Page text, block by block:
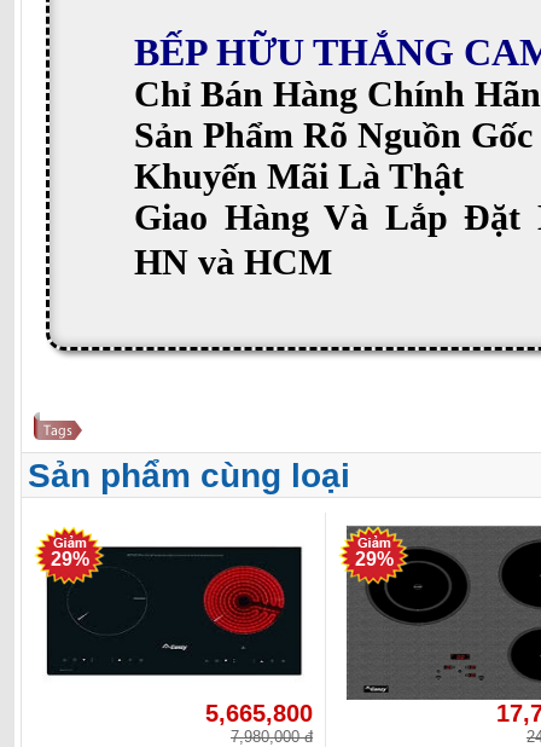
BẾP HỮU THẮNG
Chỉ Bán Hàng Chính
Sản Phẩm Rõ Nguồn
Khuyến Mãi Là Thật
Giao Hàng Và Lắp Đặt
HN và HCM
Sản phẩm cùng loại
29%
5,665,800
7,980,000 đ
29%